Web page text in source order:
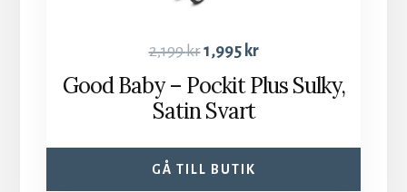
2,199kr1,995 kr
Good Baby – Pockit Plus Sulky,
Satin Svart
GÅ TILL BUTIK